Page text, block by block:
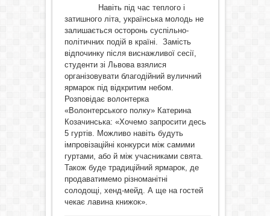
Навіть під час теплого і
затишного літа, українська молодь не
залишається осторонь суспільно-
політичних подій в країні. Замість
відпочинку після виснажливої сесії,
студенти зі Львова взялися
організовувати благодійний вуличний
ярмарок під відкритим небом.
Розповідає волонтерка
«Волонтерського полку» Катерина
Козачинська: «Хочемо запросити десь
5 гуртів. Можливо навіть будуть
імпровізаційні конкурси між самими
гуртами, або й між учасниками свята.
Також буде традиційний ярмарок, де
продаватимемо різноманітні
солодощі, хенд-мейд. А ще на гостей
чекає лавина книжок».